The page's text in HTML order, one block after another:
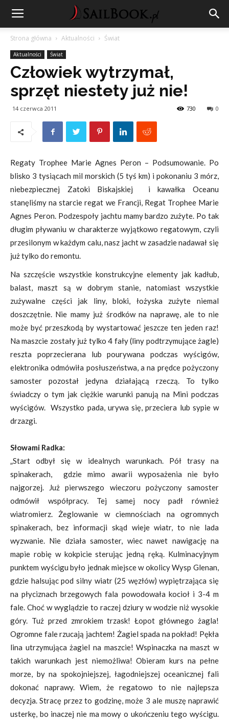
Strona główna Aktualności Świat
Aktualności Świat
Człowiek wytrzymał,
sprzęt niestety już nie!
14 czerwca 2011 0
730
Regaty Trophee Marie Agnes Peron – Podsumowanie. Po
blisko 3 tysiącach mil morskich (5 tyś km) i pokonaniu 3 mórz,
niebezpiecznej Zatoki Biskajskiej i kawałka Oceanu
stanęliśmy na starcie regat we Francji, Regat Trophee Marie
Agnes Peron. Podzespoły jachtu mamy bardzo zużyte. Po tak
długim pływaniu w charakterze wyjątkowo regatowym, czyli
przesilonym w każdym calu, nasz jacht w zasadzie nadawał się
już tylko do remontu.
Na szczęście wszystkie konstrukcyjne elementy jak kadłub,
balast, maszt są w dobrym stanie, natomiast wszystkie
zużywalne części jak liny, bloki, łożyska zużyte niemal
doszczętnie. Nie mamy już środków na naprawę, ale to nie
może być przeszkodą by wystartować jeszcze ten jeden raz!
Na maszcie zostały już tylko 4 fały (liny podtrzymujące żagle)
reszta poprzecierana lub pourywana podczas wyścigów,
elektronika odmówiła posłuszeństwa, a na prędce pożyczony
samoster pozostał jedyna działającą rzeczą. To tylko
świadczy o tym jak ciężkie warunki panują na Mini podczas
wyścigów. Wszystko pada, urywa się, przeciera lub sypie w
drzazgi.
Słowami Radka:
„Start odbył się w idealnych warunkach. Pół trasy na
spinakerach, gdzie mimo awarii wyposażenia nie było
najgorzej. Już pierwszego wieczoru pożyczony samoster
odmówił współpracy. Tej samej nocy padł również
wiatromierz. Żeglowanie w ciemnościach na ogromnych
spinakerach, bez informacji skąd wieje wiatr, to nie lada
wyzwanie. Nie działa samoster, wiec nawet nawigację na
mapie robię w kokpicie sterując jedną ręką. Kulminacyjnym
punktem wyścigu było jednak miejsce w okolicy Wysp Glenan,
gdzie halsując pod silny wiatr (25 węzłów) wypiętrzająca się
na płyciznach brzegowych fala powodowała kocioł i 3-4 m
fale. Choć w wyglądzie to raczej dziury w wodzie niż wysokie
góry. Tuż przed zmrokiem trzask! Łopot głównego żagla!
Ogromne fale rzucają jachtem! Żagiel spada na pokład! Pękła
lina utrzymująca żagiel na maszcie! Wspinaczka na maszt w
takich warunkach jest niemożliwa! Obieram kurs na pełne
morze, by na spokojniejszej, łagodniejszej oceanicznej fali
dokonać naprawy. Wiem, że regatowo to nie najlepsza
decyzja. Stracę przez to godzinę, może 3 ale muszę naprawić
usterkę, bo inaczej nie ma mowy o ukończeniu tego wyścigu.